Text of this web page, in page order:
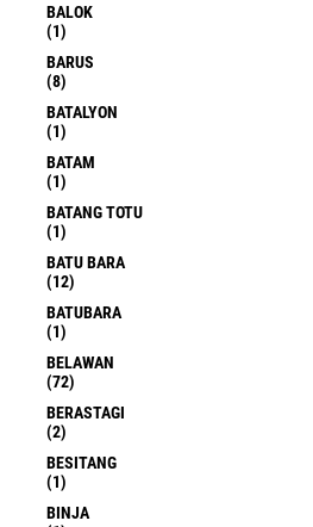
BALOK
(1)
BARUS
(8)
BATALYON
(1)
BATAM
(1)
BATANG TOTU
(1)
BATU BARA
(12)
BATUBARA
(1)
BELAWAN
(72)
BERASTAGI
(2)
BESITANG
(1)
BINJA